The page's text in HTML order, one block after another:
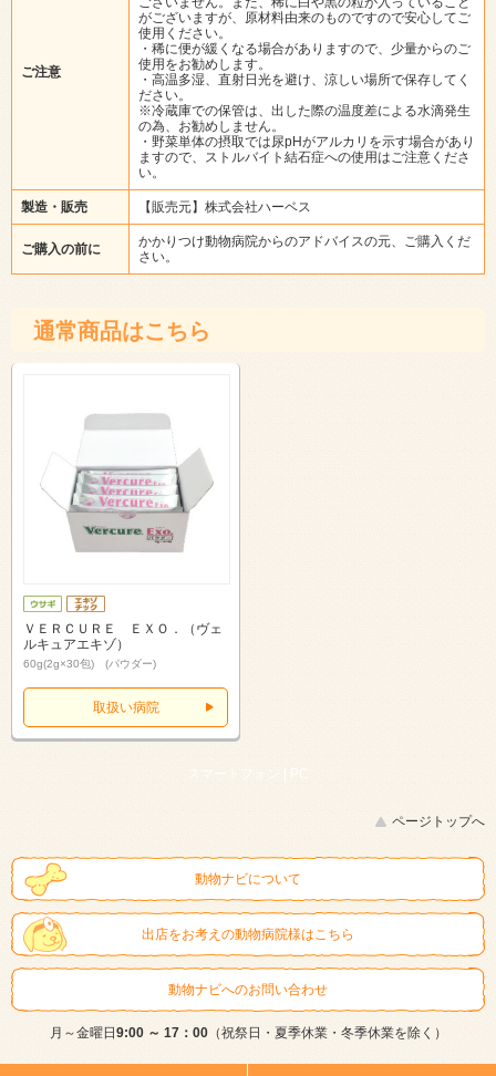
ご注意
がございますが、原材料由来のものですので安心してご
使用ください。
・稀に便が緩くなる場合がありますので、少量からのご
使用をお勧めします。
・高温多湿、直射日光を避け、涼しい場所で保存してく
ださい。
※冷蔵庫での保管は、出した際の温度差による水滴発生
の為、お勧めしません。
・野菜単体の摂取では尿pHがアルカリを示す場合があり
ますので、ストルバイト結石症への使用はご注意くださ
い。
製造・販売 【販売元】株式会社ハーベス
ご購入の前に
かかりつけ動物病院からのアドバイスの元、ご購入くだ
さい。
通常商品はこちら
ＶＥＲＣＵＲＥ ＥＸＯ．（ヴェ
ルキュアエキゾ）
60g(2g×30包) (パウダー)
取扱い病院
スマートフォン | PC
ページトップへ
動物ナビについて
出店をお考えの動物病院様はこちら
動物ナビへのお問い合わせ
月～金曜日 9:00 ～ 17：00（祝祭日・夏季休業・冬季休業を除く）